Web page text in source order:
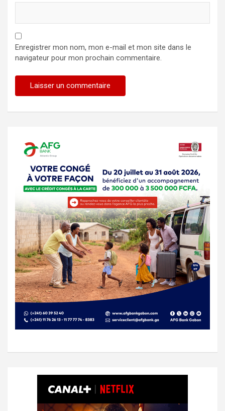
Enregistrer mon nom, mon e-mail et mon site dans le
navigateur pour mon prochain commentaire.